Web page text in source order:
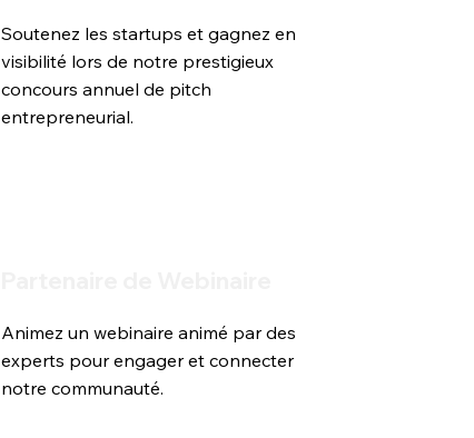
Soutenez les startups et gagnez en
visibilité lors de notre prestigieux
concours annuel de pitch
entrepreneurial.
Animez un webinaire animé par des
experts pour engager et connecter
notre communauté.